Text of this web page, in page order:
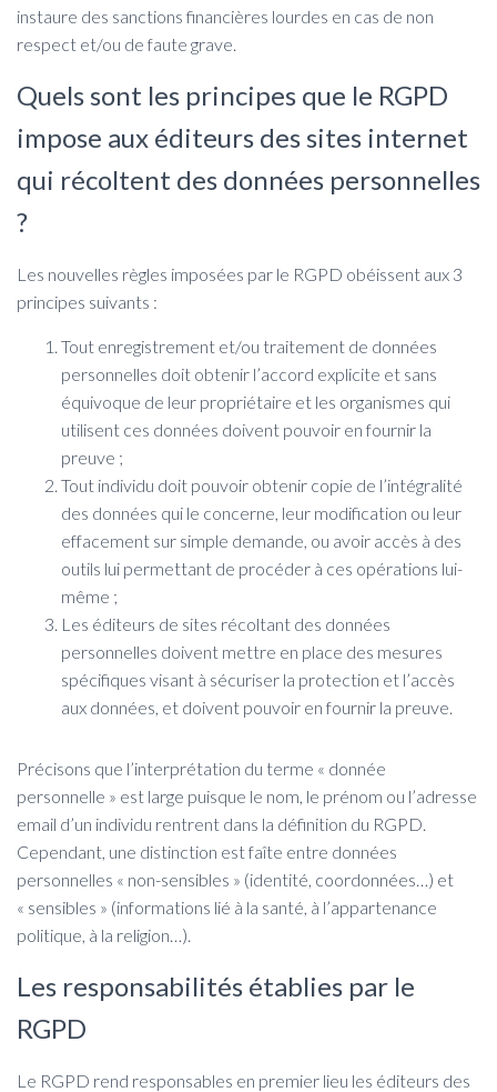
instaure des sanctions financières lourdes en cas de non
respect et/ou de faute grave.
Quels sont les principes que le RGPD
impose aux éditeurs des sites internet
qui récoltent des données personnelles
?
Les nouvelles règles imposées par le RGPD obéissent aux 3
principes suivants :
Tout enregistrement et/ou traitement de données
personnelles doit obtenir l’accord explicite et sans
équivoque de leur propriétaire et les organismes qui
utilisent ces données doivent pouvoir en fournir la
preuve ;
Tout individu doit pouvoir obtenir copie de l’intégralité
des données qui le concerne, leur modification ou leur
effacement sur simple demande, ou avoir accès à des
outils lui permettant de procéder à ces opérations lui-
même ;
Les éditeurs de sites récoltant des données
personnelles doivent mettre en place des mesures
spécifiques visant à sécuriser la protection et l’accès
aux données, et doivent pouvoir en fournir la preuve.
Précisons que l’interprétation du terme « donnée
personnelle » est large puisque le nom, le prénom ou l’adresse
email d’un individu rentrent dans la définition du RGPD.
Cependant, une distinction est faîte entre données
personnelles « non-sensibles » (identité, coordonnées…) et
« sensibles » (informations lié à la santé, à l’appartenance
politique, à la religion…).
Les responsabilités établies par le
RGPD
Le RGPD rend responsables en premier lieu les éditeurs des